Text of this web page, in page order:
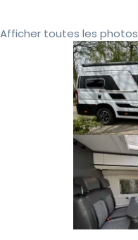
Afficher toutes les photos